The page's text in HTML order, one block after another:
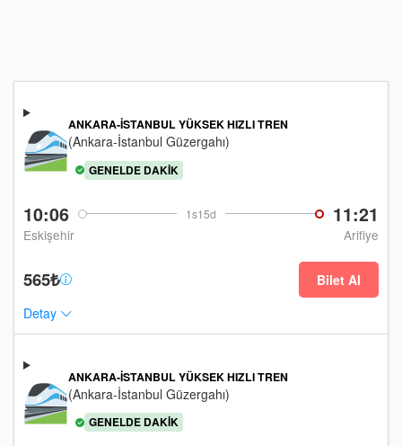
10:06 1s15d 11:21
Eskişehir Arifiye
ANKARA-İSTANBUL YÜKSEK HIZLI TREN
(Ankara-İstanbul Güzergahı)
GENELDE DAKIK
565₺
Bilet Al
Detay
ANKARA-İSTANBUL YÜKSEK HIZLI TREN
(Ankara-İstanbul Güzergahı)
GENELDE DAKIK